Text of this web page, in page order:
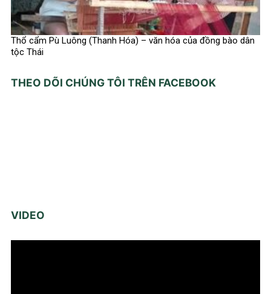
Thổ cẩm Pù Luông (Thanh Hóa) – văn hóa của đồng bào dân
tộc Thái
THEO DÕI CHÚNG TÔI TRÊN FACEBOOK
VIDEO